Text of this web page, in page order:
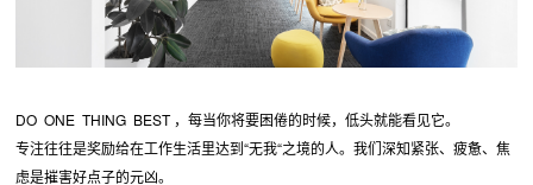
DO ONE THING BEST ，每当你将要困倦的时候，低头就能看见它。
专注往往是奖励给在工作生活里达到“无我“之境的人。我们深知紧张、疲惫、焦
虑是摧害好点子的元凶。